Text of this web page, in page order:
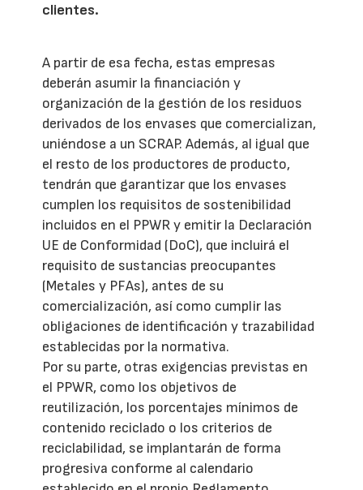
clientes.
A partir de esa fecha, estas empresas
deberán asumir la financiación y
organización de la gestión de los residuos
derivados de los envases que comercializan,
uniéndose a un SCRAP. Además, al igual que
el resto de los productores de producto,
tendrán que garantizar que los envases
cumplen los requisitos de sostenibilidad
incluidos en el PPWR y emitir la Declaración
UE de Conformidad (DoC), que incluirá el
requisito de sustancias preocupantes
(Metales y PFAs), antes de su
comercialización, así como cumplir las
obligaciones de identificación y trazabilidad
establecidas por la normativa.
Por su parte, otras exigencias previstas en
el PPWR, como los objetivos de
reutilización, los porcentajes mínimos de
contenido reciclado o los criterios de
reciclabilidad, se implantarán de forma
progresiva conforme al calendario